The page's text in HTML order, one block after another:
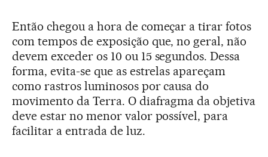
Então chegou a hora de começar a tirar fotos
com tempos de exposição que, no geral, não
devem exceder os 10 ou 15 segundos. Dessa
forma, evita-se que as estrelas apareçam
como rastros luminosos por causa do
movimento da Terra. O diafragma da objetiva
deve estar no menor valor possível, para
facilitar a entrada de luz.